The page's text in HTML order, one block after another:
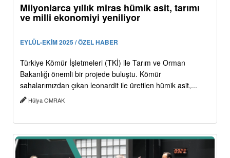
Milyonlarca yıllık miras hümik asit, tarımı
ve milli ekonomiyi yeniliyor
EYLÜL-EKİM 2025 / ÖZEL HABER
Türkiye Kömür İşletmeleri (TKİ) ile Tarım ve Orman
Bakanlığı önemli bir projede buluştu. Kömür
sahalarımızdan çıkan leonardit ile üretilen hümik asit,...
Hülya OMRAK